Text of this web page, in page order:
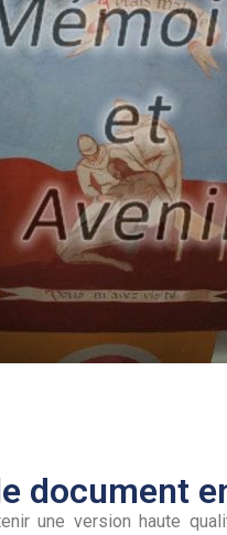
document
une version haute